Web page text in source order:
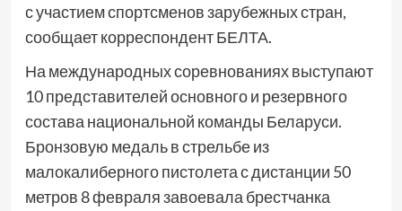
с участием спортсменов зарубежных стран,
сообщает корреспондент БЕЛТА.
На международных соревнованиях выступают
10 представителей основного и резервного
состава национальной команды Беларуси.
Бронзовую медаль в стрельбе из
малокалиберного пистолета с дистанции 50
метров 8 февраля завоевала брестчанка